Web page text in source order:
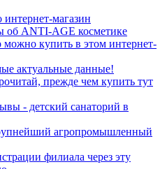
магазин
об ANTI-AGE косметике
можно купить в этом интернет-
актуальные данные!
прежде чем купить тут
- детский санаторий в
агропромышленный
филиала через эту